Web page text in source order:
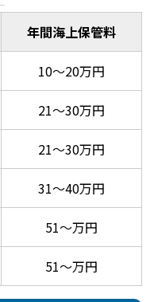
年間海上保管料
10～20万円
21～30万円
21～30万円
31～40万円
51～万円
51～万円